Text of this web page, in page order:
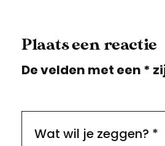
Plaats een reactie
De velden met een *
Wat wil je zeggen? *